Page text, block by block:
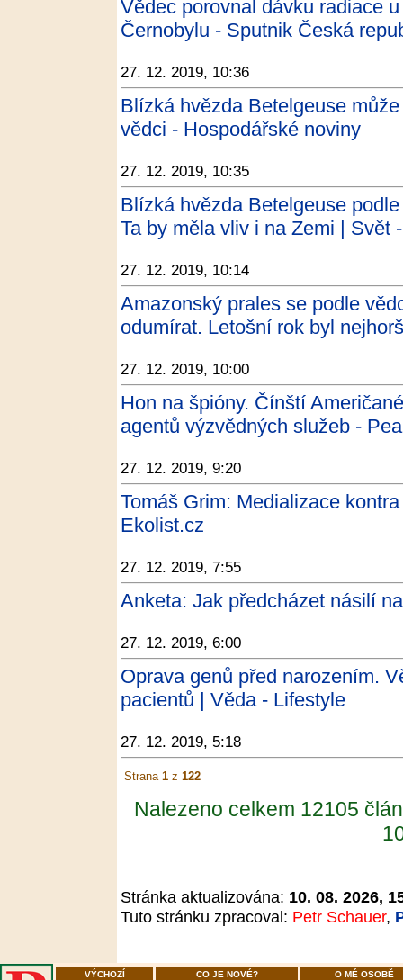
Vědec porovnal dávku radiace
Černobylu - Sputnik Česká
27. 12. 2019, 10:36
Blízká hvězda Betelgeuse
vědci - Hospodářské noviny
27. 12. 2019, 10:35
Blízká hvězda Betelgeuse
Ta by měla vliv i na Zemi | Svět
27. 12. 2019, 10:14
Amazonský prales se podle
odumírat. Letošní rok byl
27. 12. 2019, 10:00
Hon na špióny. Čínští
agentů výzvědných služeb -
27. 12. 2019, 9:20
Tomáš Grim: Medializace
Ekolist.cz
27. 12. 2019, 7:55
Anketa: Jak předcházet násilí
27. 12. 2019, 6:00
Oprava genů před narozením.
pacientů | Věda - Lifestyle
27. 12. 2019, 5:18
Strana 1 z 122
Nalezeno celkem 12105
Stránka aktualizována: 10. 08. 2026,
Tuto stránku zpracoval: Petr Schauer,
VÝCHOZÍ CO JE NOVÉ?
O MÉ OSOBĚ